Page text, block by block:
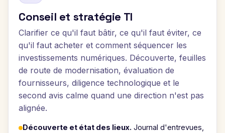
Conseil et stratégie TI
Clarifier ce qu'il faut bâtir, ce qu'il faut éviter, ce
qu'il faut acheter et comment séquencer les
investissements numériques. Découverte, feuilles
de route de modernisation, évaluation de
fournisseurs, diligence technologique et le
second avis calme quand une direction n'est pas
alignée.
Découverte et état des lieux. Journal d'entrevues,